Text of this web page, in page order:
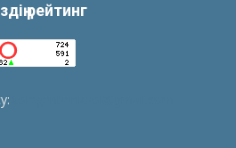
рейтинг